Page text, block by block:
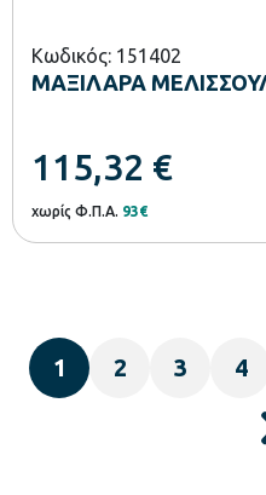
Κωδικός: 151402
ΜΑΞΙΛΑΡΑ
115,32 €
χωρίς Φ.Π.Α. 93€
1 2 3 4